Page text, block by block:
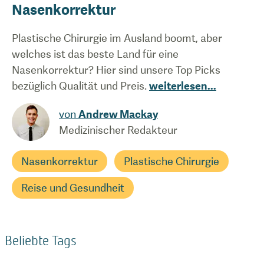
Nasenkorrektur
Plastische Chirurgie im Ausland boomt, aber
welches ist das beste Land für eine
Nasenkorrektur? Hier sind unsere Top Picks
bezüglich Qualität und Preis. weiterlesen...
vonAndrew Mackay
Medizinischer Redakteur
Nasenkorrektur Plastische Chirurgie
Reise und Gesundheit
Beliebte Tags